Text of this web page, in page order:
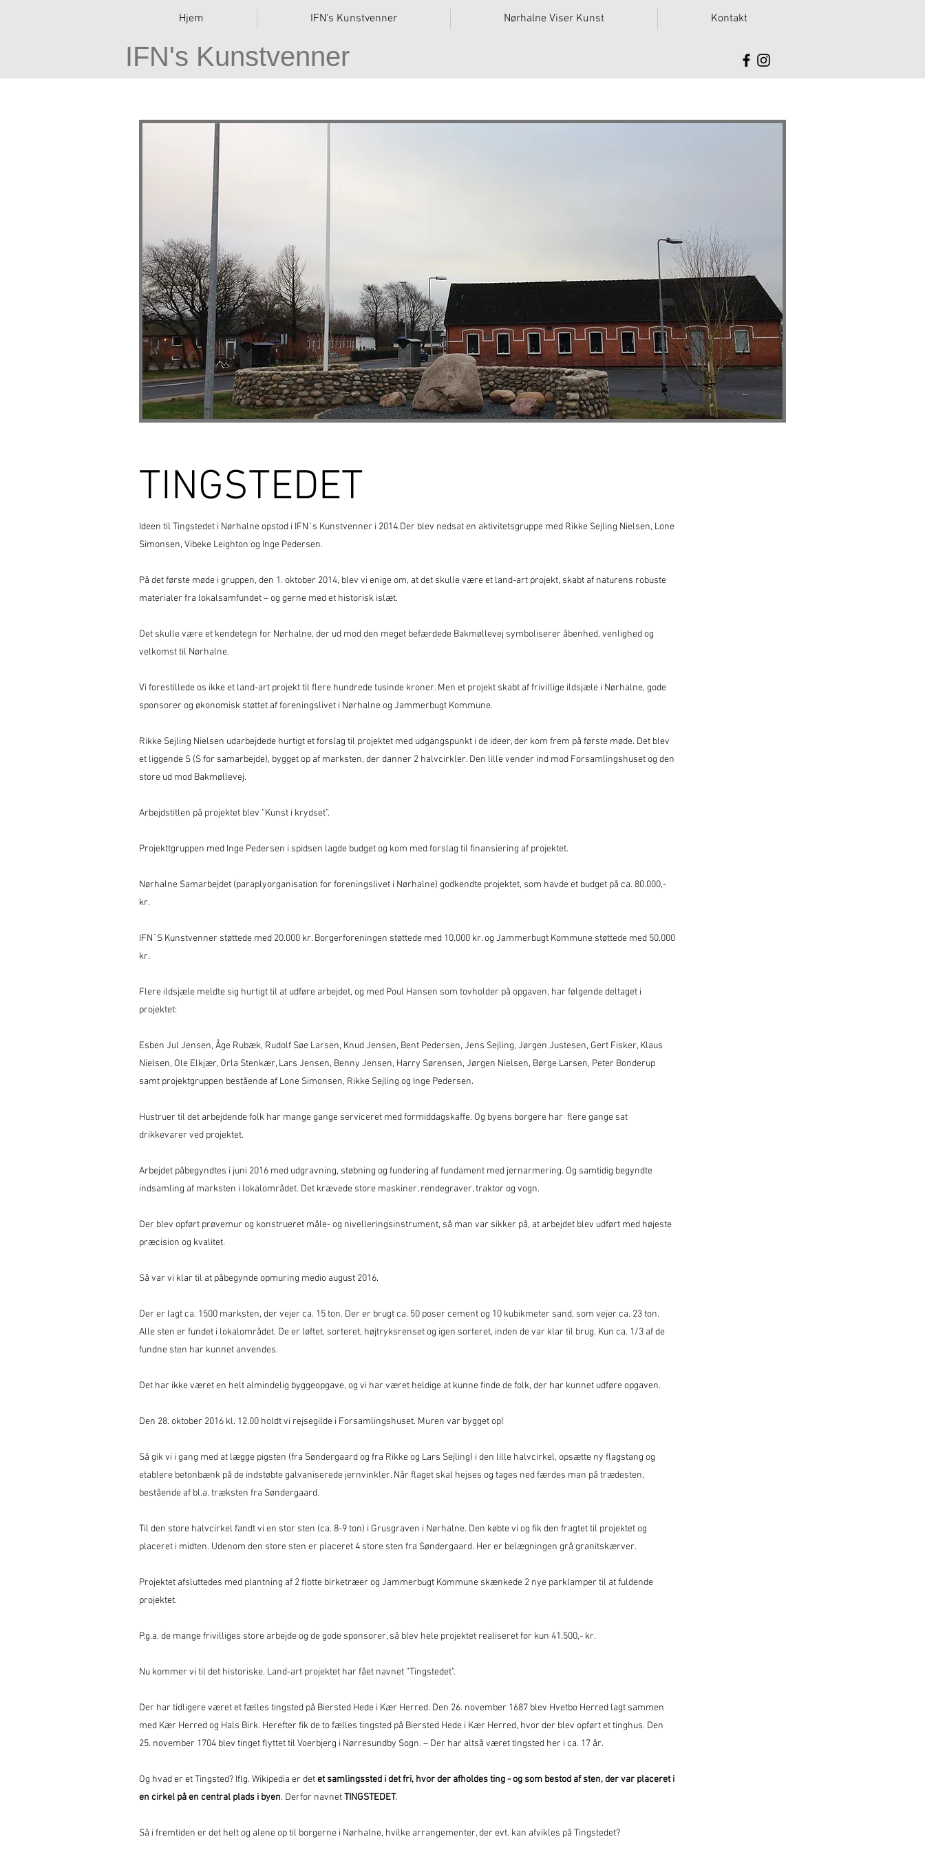
Hjem IFN's Kunstvenner Nørhalne Viser Kunst Kontakt
IFN's Kunstvenner
TINGSTEDET
Ideen til Tingstedet i Nørhalne opstod i IFN`s Kunstvenner i 2014.Der blev nedsat en aktivitetsgruppe med Rikke Sejling Nielsen, Lone
Simonsen, Vibeke Leighton og Inge Pedersen.
På det første møde i gruppen, den 1. oktober 2014, blev vi enige om, at det skulle være et land-art projekt, skabt af naturens robuste
materialer fra lokalsamfundet – og gerne med et historisk islæt.
Det skulle være et kendetegn for Nørhalne, der ud mod den meget befærdede Bakmøllevej symboliserer åbenhed, venlighed og
velkomst til Nørhalne.
Vi forestillede os ikke et land-art projekt til flere hundrede tusinde kroner. Men et projekt skabt af frivillige ildsjæle i Nørhalne, gode
sponsorer og økonomisk støttet af foreningslivet i Nørhalne og Jammerbugt Kommune.
Rikke Sejling Nielsen udarbejdede hurtigt et forslag til projektet med udgangspunkt i de ideer, der kom frem på første møde. Det blev
et liggende S (S for samarbejde), bygget op af marksten, der danner 2 halvcirkler. Den lille vender ind mod Forsamlingshuset og den
store ud mod Bakmøllevej.
Arbejdstitlen på projektet blev ”Kunst i krydset”.
Projekttgruppen med Inge Pedersen i spidsen lagde budget og kom med forslag til finansiering af projektet.
Nørhalne Samarbejdet (paraplyorganisation for foreningslivet i Nørhalne) godkendte projektet, som havde et budget på ca. 80.000,-
kr.
IFN`S Kunstvenner støttede med 20.000 kr. Borgerforeningen støttede med 10.000 kr. og Jammerbugt Kommune støttede med 50.000
kr.
Flere ildsjæle meldte sig hurtigt til at udføre arbejdet, og med Poul Hansen som tovholder på opgaven, har følgende deltaget i
projektet:
Esben Jul Jensen, Åge Rubæk, Rudolf Søe Larsen, Knud Jensen, Bent Pedersen, Jens Sejling, Jørgen Justesen, Gert Fisker, Klaus
Nielsen, Ole Elkjær, Orla Stenkær, Lars Jensen, Benny Jensen, Harry Sørensen, Jørgen Nielsen, Børge Larsen, Peter Bonderup
samt projektgruppen bestående af Lone Simonsen, Rikke Sejling og Inge Pedersen.
Hustruer til det arbejdende folk har mange gange serviceret med formiddagskaffe. Og byens borgere har flere gange sat
drikkevarer ved projektet.
Arbejdet påbegyndtes i juni 2016 med udgravning, støbning og fundering af fundament med jernarmering. Og samtidig begyndte
indsamling af marksten i lokalområdet. Det krævede store maskiner, rendegraver, traktor og vogn.
Der blev opført prøvemur og konstrueret måle- og nivelleringsinstrument, så man var sikker på, at arbejdet blev udført med højeste
præcision og kvalitet.
Så var vi klar til at påbegynde opmuring medio august 2016.
Der er lagt ca. 1500 marksten, der vejer ca. 15 ton. Der er brugt ca. 50 poser cement og 10 kubikmeter sand, som vejer ca. 23 ton.
Alle sten er fundet i lokalområdet. De er løftet, sorteret, højtryksrenset og igen sorteret, inden de var klar til brug. Kun ca. 1/3 af de
fundne sten har kunnet anvendes.
Det har ikke været en helt almindelig byggeopgave, og vi har været heldige at kunne finde de folk, der har kunnet udføre opgaven.
Den 28. oktober 2016 kl. 12.00 holdt vi rejsegilde i Forsamlingshuset. Muren var bygget op!
Så gik vi i gang med at lægge pigsten (fra Søndergaard og fra Rikke og Lars Sejling) i den lille halvcirkel, opsætte ny flagstang og
etablere betonbænk på de indstøbte galvaniserede jernvinkler. Når flaget skal hejses og tages ned færdes man på trædesten,
bestående af bl.a. træksten fra Søndergaard.
Til den store halvcirkel fandt vi en stor sten (ca. 8-9 ton) i Grusgraven i Nørhalne. Den købte vi og fik den fragtet til projektet og
placeret i midten. Udenom den store sten er placeret 4 store sten fra Søndergaard. Her er belægningen grå granitskærver.
Projektet afsluttedes med plantning af 2 flotte birketræer og Jammerbugt Kommune skænkede 2 nye parklamper til at fuldende
projektet.
P.g.a. de mange frivilliges store arbejde og de gode sponsorer, så blev hele projektet realiseret for kun 41.500,- kr.
Nu kommer vi til det historiske. Land-art projektet har fået navnet ”Tingstedet”.
Der har tidligere været et fælles tingsted på Biersted Hede i Kær Herred. Den 26. november 1687 blev Hvetbo Herred lagt sammen
med Kær Herred og Hals Birk. Herefter fik de to fælles tingsted på Biersted Hede i Kær Herred, hvor der blev opført et tinghus. Den
25. november 1704 blev tinget flyttet til Voerbjerg i Nørresundby Sogn. – Der har altså været tingsted her i ca. 17 år.
Og hvad er et Tingsted? Iflg. Wikipedia er detet samlingssted i det fri, hvor der afholdes ting - og som bestod af sten, der var placeret i
en cirkel på en central plads i byen. Derfor navnetTINGSTEDET.
Så i fremtiden er det helt og alene op til borgerne i Nørhalne, hvilke arrangementer, der evt. kan afvikles på Tingstedet?